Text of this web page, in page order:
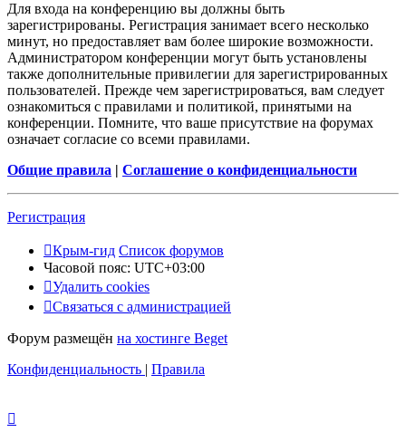
Для входа на конференцию вы должны быть
зарегистрированы. Регистрация занимает всего несколько
минут, но предоставляет вам более широкие возможности.
Администратором конференции могут быть установлены
также дополнительные привилегии для зарегистрированных
пользователей. Прежде чем зарегистрироваться, вам следует
ознакомиться с правилами и политикой, принятыми на
конференции. Помните, что ваше присутствие на форумах
означает согласие со всеми правилами.
Общие правила | Соглашение о конфиденциальности
Регистрация
Крым-гид Список форумов
Часовой пояс: UTC+03:00
Удалить cookies
Связаться с администрацией
Форум размещён на хостинге Beget
Конфиденциальность | Правила